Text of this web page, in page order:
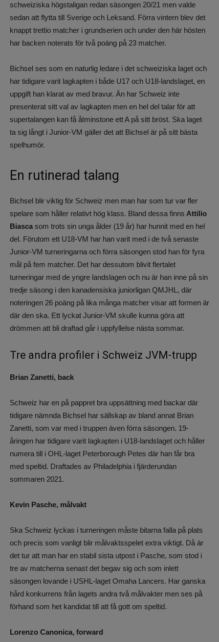
schweiziska högstaligan redan säsongen 20/21 men valde
sedan att flytta till Sverige och Leksand. Förra vintern blev det
knappt trettio matcher i grundserien och under den här hösten
har backen noterats för två poäng på 23 matcher.
Bichsel ses som en naturlig ledare i det schweiziska laget och
har tidigare varit lagkapten i både U17 och U18-landslaget, en
uppgift han klarat av med bravur. Än har Schweiz inte
presenterat sitt val av lagkapten men en hel del talar för att
supertalangen kan få åtminstone ett A på sitt bröst. Ska laget
ta sig långt i Junior-VM gäller det att Bichsel är på sitt bästa
spelhumör.
En rutinerad talang
Bichsel blir viktig för Schweiz men man har som tur var fler
spelare som håller relativt hög klass. Bland dessa finns Attilio
Biasca som trots sin unga ålder (19 år) har hunnit med en hel
del. Förutom ett U18-VM har han varit med i de två senaste
Junior-VM turneringarna och förra säsongen stod han för fyra
mål på fem matcher. Det har dessutom blivit flertalet
turneringar med de yngre landslagen och nu är han inne på sin
tredje säsong i den kanadensiska juniorligan QMJHL, där
noteringen 26 poäng på lika många matcher visar att formen är
där den ska. Ett lyckat Junior-VM skulle kunna göra att
drömmen att bli draftad går i uppfyllelse nästa sommar.
Tre andra profiler i Schweiz JVM-trupp
Brian Zanetti, back
Schweiz har en på pappret bra uppsättning med backar där
tidigare nämnda Bichsel har sällskap av bland annat Brian
Zanetti, som var med i truppen även förra säsongen. 19-
åringen har tidigare varit lagkapten i U18-landslaget och håller
numera till i OHL-laget Peterborough Petes där han får bra
med speltid. Draftades av Philadelphia i fjärderundan
sommaren 2021.
Kevin Pasche, målvakt
Ska Schweiz lyckas i turneringen måste bitarna falla på plats
och precis som vanligt blir målvaktsspelet extra viktigt. Då är
det tur att man har en stabil sista utpost i Pasche, som stod i
tre av matcherna senast det begav sig och som inlett
säsongen lovande i USHL-laget Omaha Lancers. Har ganska
hård konkurrens från lagets andra två målvakter men ses på
förhand som het kandidat till att få gott om speltid.
Lorenzo Canonica, forward